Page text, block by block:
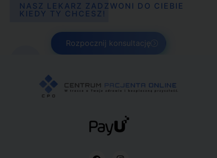
NASZ LEKARZ ZADZWONI DO CIEBIE
KIEDY TY CHCESZ!
Rozpocznij konsultację